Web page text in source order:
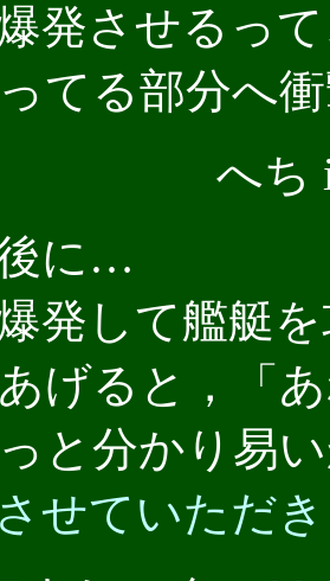
発させるっ
てる部分へ
へち
に…
爆発して艦艇
げると，「
と分かり易
せていただ